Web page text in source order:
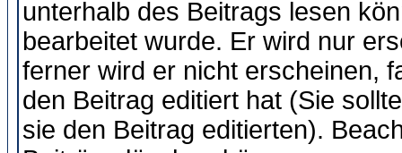
unterhalb des Beitrags lesen
bearbeitet wurde. Er wird nur
ferner wird er nicht erscheinen,
den Beitrag editiert hat (Sie
sie den Beitrag editierten).